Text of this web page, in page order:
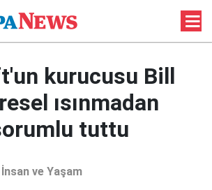
kurucusu Bill
ısınmadan
tuttu
İnsan ve Yaşam